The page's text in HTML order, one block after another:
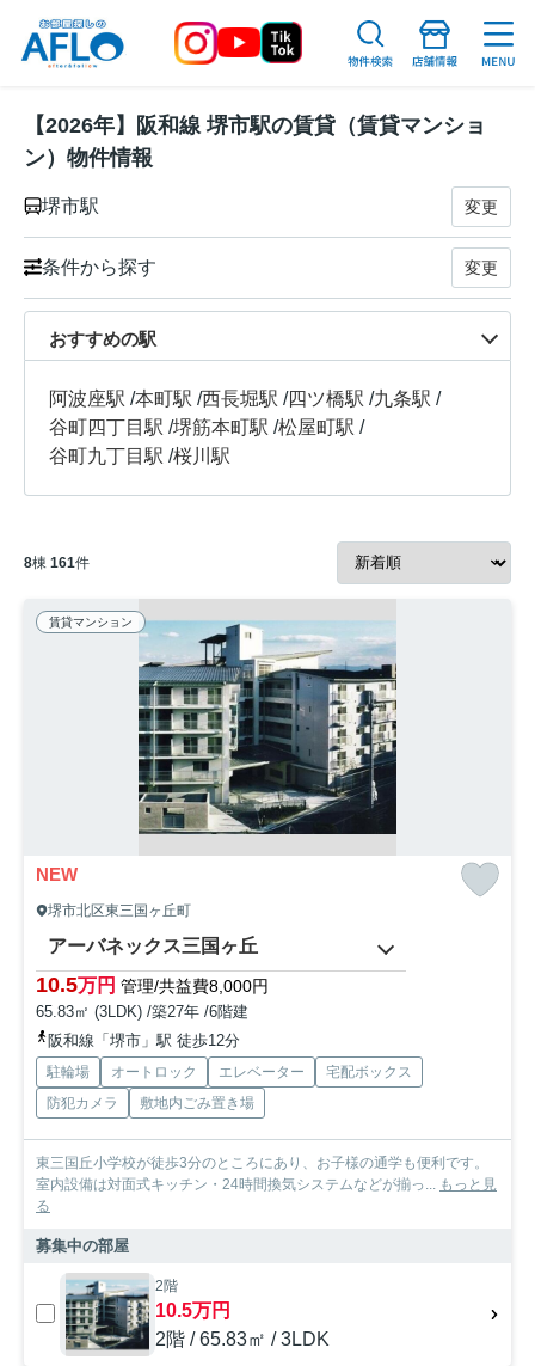
【2026年】阪和線 堺市駅の賃貸（賃貸マンショ
ン）物件情報
堺市駅 変更
条件から探す 変更
おすすめの駅
阿波座駅 /本町駅 /西長堀駅 /四ツ橋駅 /九条駅 /
谷町四丁目駅 /堺筋本町駅 /松屋町駅 /
谷町九丁目駅 /桜川駅
8棟 161件
賃貸マンション
NEW
堺市北区東三国ヶ丘町
アーバネックス三国ヶ丘
10.5万円 管理/共益費8,000円
65.83㎡ (3LDK) /築27年 /6階建
阪和線「堺市」駅 徒歩12分
駐輪場 オートロック エレベーター
宅配ボックス
防犯カメラ
敷地内ごみ置き場
東三国丘小学校が徒歩3分のところにあり、お子様の通学も便利です。
室内設備は対面式キッチン・24時間換気システムなどが揃っ...
もっと見
る
募集中の部屋
2階
10.5万円
2階 / 65.83㎡ / 3LDK